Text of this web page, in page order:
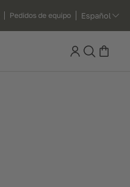
Pedidos de equipo Español
Search